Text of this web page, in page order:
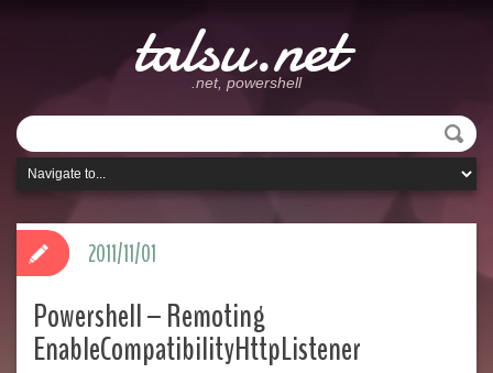
talsu.net
.net, powershell
Powershell – Remoting
EnableCompatibilityHttpListener
2011/11/01